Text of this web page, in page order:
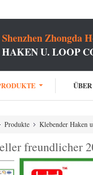
Shenzhen Zhongda
HAKEN U. LOOP
Produkte Klebender Haken
freundlicher